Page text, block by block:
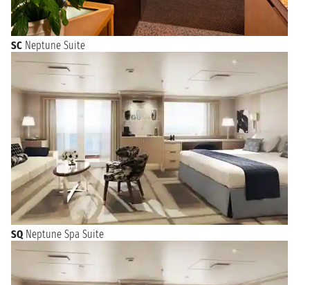
SC Neptune Suite
SQ Neptune Spa Suite